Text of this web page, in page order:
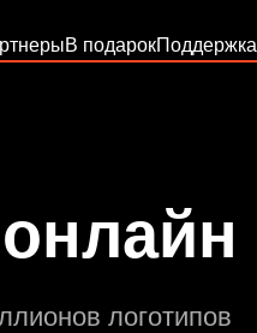
В подарокПоддержка
логотипов